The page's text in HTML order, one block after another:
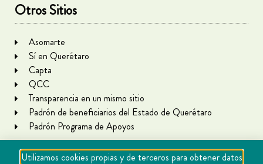
Otros Sitios
Asomarte
Sí en Querétaro
Capta
QCC
Transparencia en un mismo sitio
Padrón de beneficiarios del Estado de Querétaro
Padrón Programa de Apoyos
Utilizamos cookies propias y de terceros para obtener datos